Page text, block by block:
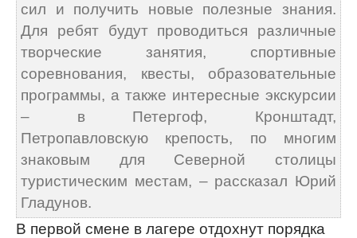
сил и получить новые полезные знания.
Для ребят будут проводиться различные
творческие занятия, спортивные
соревнования, квесты, образовательные
программы, а также интересные экскурсии
– в Петергоф, Кронштадт,
Петропавловскую крепость, по многим
знаковым для Северной столицы
туристическим местам, – рассказал Юрий
Гладунов.
В первой смене в лагере отдохнут порядка